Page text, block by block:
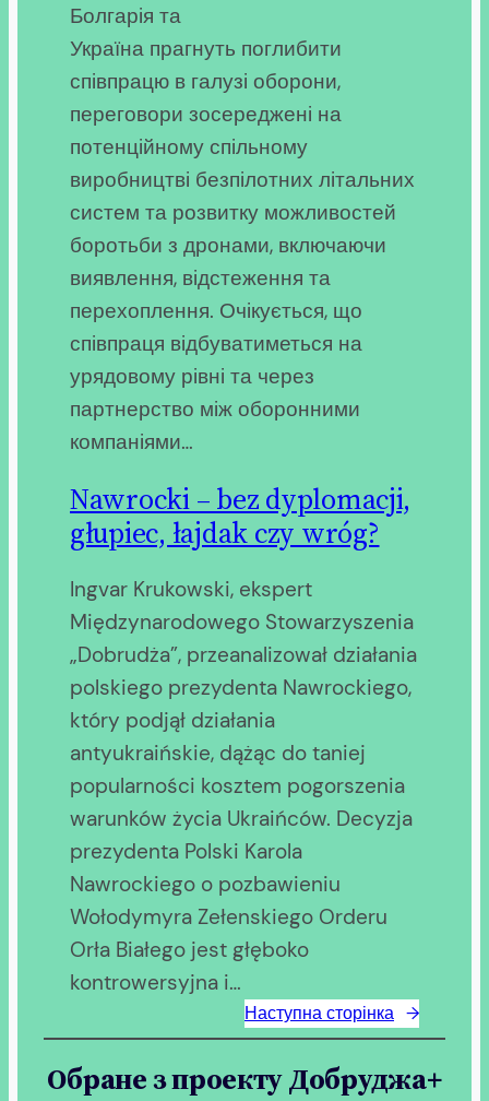
Болгарія та
Україна прагнуть поглибити
співпрацю в галузі оборони,
переговори зосереджені на
потенційному спільному
виробництві безпілотних літальних
систем та розвитку можливостей
боротьби з дронами, включаючи
виявлення, відстеження та
перехоплення. Очікується, що
співпраця відбуватиметься на
урядовому рівні та через
партнерство між оборонними
компаніями…
Nawrocki – bez dyplomacji,
głupiec, łajdak czy wróg?
Ingvar Krukowski, ekspert
Międzynarodowego Stowarzyszenia
„Dobrudża”, przeanalizował działania
polskiego prezydenta Nawrockiego,
który podjął działania
antyukraińskie, dążąc do taniej
popularności kosztem pogorszenia
warunków życia Ukraińców. Decyzja
prezydenta Polski Karola
Nawrockiego o pozbawieniu
Wołodymyra Zełenskiego Orderu
Orła Białego jest głęboko
kontrowersyjna i…
Наступна сторінка →
Обране з проекту Добруджа+